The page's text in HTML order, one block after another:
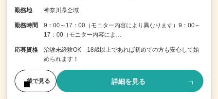
勤務地 神奈川県全域
勤務時間
9：00～17：00（モニター内容により異なります）9：00～
17：00（モニター内容によ…
応募資格
治験未経験OK 18歳以上であれば初めての方も安心して始
められます！
後で見る 詳細を見る